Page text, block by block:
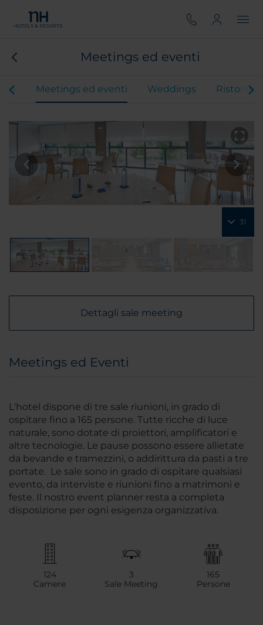
Meetings ed eventi
Meetings ed eventi Weddings Ristoranti
31
Dettagli sale meeting
Meetings ed Eventi
L'hotel dispone di tre sale riunioni, in grado di
ospitare fino a 165 persone. Tutte ricche di luce
naturale, sono dotate di proiettori, amplificatori e
altre tecnologie. Le pause possono essere allietate
da bevande e tramezzini, o addirittura da pasti a tre
portate. Le sale sono in grado di ospitare qualsiasi
evento, da interviste e riunioni fino a matrimoni e
feste. Il nostro event planner resta a completa
disposizione per ogni esigenza organizzativa.
124
Camere
3
Sale Meeting
165
Persone